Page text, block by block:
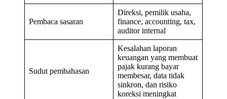
Pembaca sasaran
Direksi, pemilik usaha,
finance, accounting, tax,
auditor internal
Sudut pembahasan
Kesalahan laporan
keuangan yang membuat
pajak kurang bayar
membesar, data tidak
sinkron, dan risiko
koreksi meningkat